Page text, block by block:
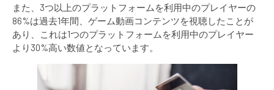
また、3つ以上のプラットフォームを利用中のプレイヤーの
86%は過去1年間、ゲーム動画コンテンツを視聴したことが
あり、これは1つのプラットフォームを利用中のプレイヤー
より30%高い数値となっています。